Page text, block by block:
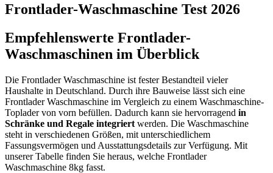
Frontlader-Waschmaschine Test 2026
Empfehlenswerte Frontlader-
Waschmaschinen im Überblick
Die Frontlader Waschmaschine ist fester Bestandteil vieler
Haushalte in Deutschland. Durch ihre Bauweise lässt sich eine
Frontlader Waschmaschine im Vergleich zu einem Waschmaschine-
Toplader von vorn befüllen. Dadurch kann sie hervorragend in
Schränke und Regale integriert werden. Die Waschmaschine
steht in verschiedenen Größen, mit unterschiedlichem
Fassungsvermögen und Ausstattungsdetails zur Verfügung. Mit
unserer Tabelle finden Sie heraus, welche Frontlader
Waschmaschine 8kg fasst.